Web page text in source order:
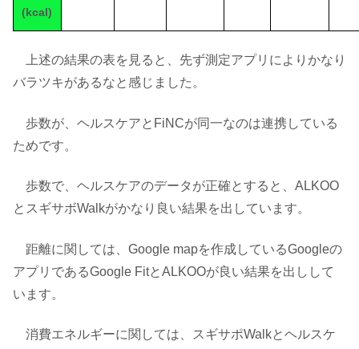
(kcal)
上述の結果の表を見ると、先ず測定アプリによりかなり
バラツキがあるなと感じました。
歩数が、ヘルスケアとFiNCが同一なのは連携している
ためです。
歩数で、ヘルスケアのデータが正確とすると、ALKOO
とスギサボWalkがかなり良い結果を出しています。
距離に関しては、Google mapを作成しているGoogleの
アプリであるGoogle FitとALKOOが良い結果を出しして
います。
消費エネルギーに関しては、スギサポWalkとヘルスケ